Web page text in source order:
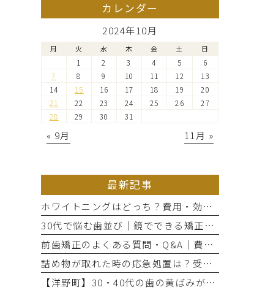
カレンダー
2024年10月
月 火 水 木 金 土 日
1 2 3 4 5
6
7
8 9 10 11 12
13
14
15 16 17 18 19
20
21
22 23 24 25 26
27
28
29 30 31
« 9月 11月 »
最新記事
ホワイトニングはどっち？費用・効果・期間の違いから選び方を解説
30代で悩む歯並び｜鏡でできる矯正セルフチェックと将来のリスク
前歯矯正のよくある質問・Q&A｜費用・期間と部分矯正の適応を解説
詰め物が取れた時の応急処置は？受診までのNG行動と放置リスク
【洋野町】30・40代の歯の黄ばみが気になる方へ｜ホワイトニングで変わる歯と印象